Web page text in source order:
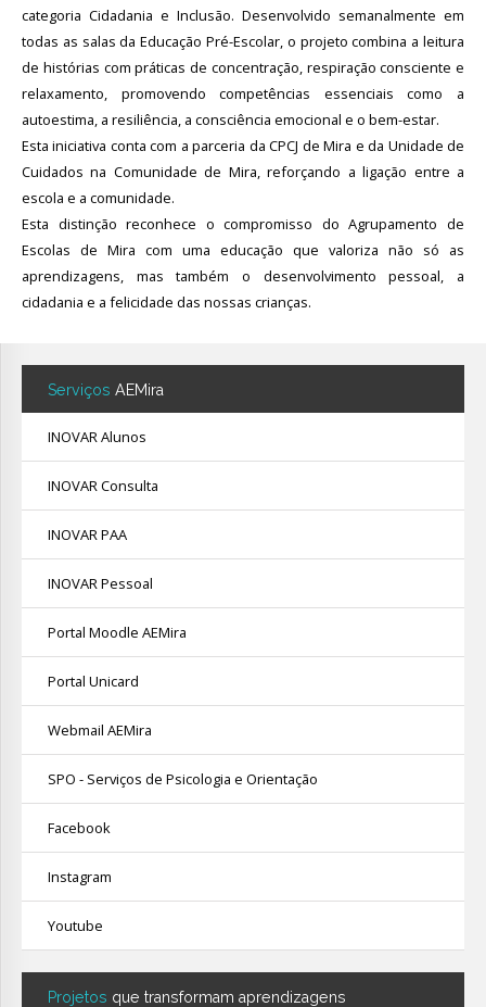
categoria Cidadania e Inclusão. Desenvolvido semanalmente em
todas as salas da Educação Pré-Escolar, o projeto combina a leitura
de histórias com práticas de concentração, respiração consciente e
relaxamento, promovendo competências essenciais como a
autoestima, a resiliência, a consciência emocional e o bem-estar.
Esta iniciativa conta com a parceria da CPCJ de Mira e da Unidade de
Cuidados na Comunidade de Mira, reforçando a ligação entre a
escola e a comunidade.
Esta distinção reconhece o compromisso do Agrupamento de
Escolas de Mira com uma educação que valoriza não só as
aprendizagens, mas também o desenvolvimento pessoal, a
cidadania e a felicidade das nossas crianças.
Serviços AEMira
INOVAR Alunos
INOVAR Consulta
INOVAR PAA
INOVAR Pessoal
Portal Moodle AEMira
Portal Unicard
Webmail AEMira
SPO - Serviços de Psicologia e Orientação
Facebook
Instagram
Youtube
Projetos que transformam aprendizagens